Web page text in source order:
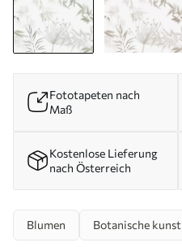
Fototapeten nach
Maß
Kostenlose Lieferung
nach Österreich
Blumen Botanische kunst